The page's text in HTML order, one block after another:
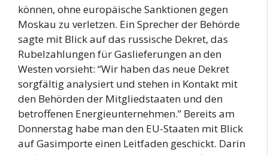
können, ohne europäische Sanktionen gegen
Moskau zu verletzen. Ein Sprecher der Behörde
sagte mit Blick auf das russische Dekret, das
Rubelzahlungen für Gaslieferungen an den
Westen vorsieht: “Wir haben das neue Dekret
sorgfältig analysiert und stehen in Kontakt mit
den Behörden der Mitgliedstaaten und den
betroffenen Energieunternehmen.” Bereits am
Donnerstag habe man den EU-Staaten mit Blick
auf Gasimporte einen Leitfaden geschickt. Darin